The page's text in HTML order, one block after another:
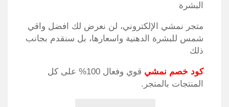
البشرة
متجر نمشي الإلكتروني، لن نعرض لك افضل واقي
شمس للبشرة الدهنية واسعارها، بل سنقدم بجانب
ذلك
كود خصم نمشي
قوي وفعال 100% على كل
المنتجات بالمتجر.